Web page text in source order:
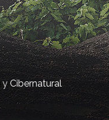
yCibernatural